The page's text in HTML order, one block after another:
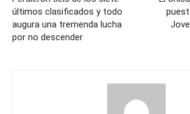
últimos clasificados y todo
augura una tremenda lucha
por no descender